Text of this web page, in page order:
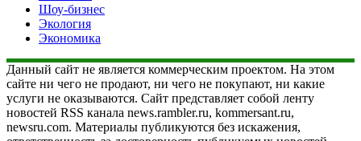
Шоу-бизнес
Экология
Экономика
Данный сайт не является коммерческим проектом. На этом
сайте ни чего не продают, ни чего не покупают, ни какие
услуги не оказываются. Сайт представляет собой ленту
новостей RSS канала news.rambler.ru, kommersant.ru,
newsru.com. Материалы публикуются без искажения,